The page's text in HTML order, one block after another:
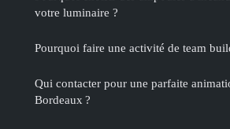
votre luminaire ?
Pourquoi faire une activité de team
Qui contacter pour une parfaite
Bordeaux ?